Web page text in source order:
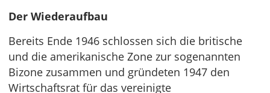
Der Wiederaufbau
Bereits Ende 1946 schlossen sich die britische
und die amerikanische Zone zur sogenannten
Bizone zusammen und gründeten 1947 den
Wirtschaftsrat für das vereinigte